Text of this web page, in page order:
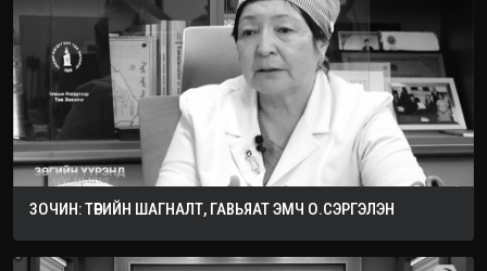
ЗОЧИН: ТӨРИЙН ШАГНАЛТ, ГАВЬЯАТ ЭМЧ О.СЭРГЭЛЭН